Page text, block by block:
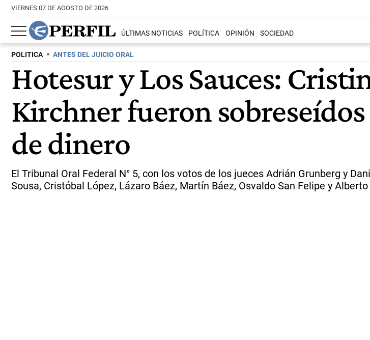
VIERNES 07 DE AGOSTO DE 2026
ÚLTIMAS NOTICIAS POLÍTICA OPINIÓN SOCIEDAD
POLITICA ANTES DEL JUICIO ORAL
Hotesur y Los Sauces:
Kirchner fueron
de dinero
El Tribunal Oral Federal N° 5, con los votos de los jueces Adrián Grunberg y
Sousa, Cristóbal López, Lázaro Báez, Martín Báez, Osvaldo San Felipe y